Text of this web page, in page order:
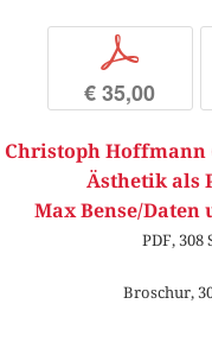
p
€ 35,00
Christoph Hoffmann
Ästhetik als
Max Bense/Daten
PDF, 308
Broschur,